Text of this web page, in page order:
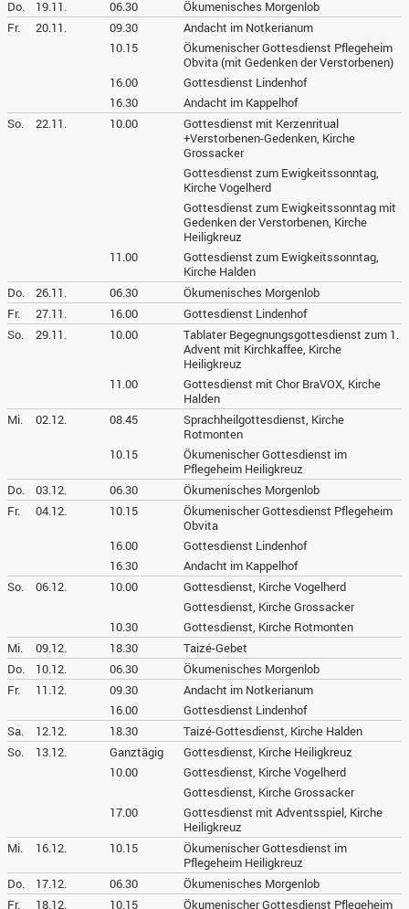
Do.
19.11. 06.30
Ökumenisches Morgenlob
Fr.
20.11. 09.30
Andacht im Notkerianum
10.15
Ökumenischer Gottesdienst Pflegeheim
Obvita (mit Gedenken der Verstorbenen)
16.00
Gottesdienst Lindenhof
16.30
Andacht im Kappelhof
So.
22.11. 10.00
Gottesdienst mit Kerzenritual
+Verstorbenen-Gedenken, Kirche
Grossacker
Gottesdienst zum Ewigkeitssonntag,
Kirche Vogelherd
Gottesdienst zum Ewigkeitssonntag mit
Gedenken der Verstorbenen, Kirche
Heiligkreuz
11.00
Gottesdienst zum Ewigkeitssonntag,
Kirche Halden
Do.
26.11. 06.30
Ökumenisches Morgenlob
Fr.
27.11. 16.00
Gottesdienst Lindenhof
So.
29.11. 10.00
Tablater Begegnungsgottesdienst zum 1.
Advent mit Kirchkaffee, Kirche
Heiligkreuz
11.00
Gottesdienst mit Chor BraVOX, Kirche
Halden
Mi.
02.12. 08.45
Sprachheilgottesdienst, Kirche
Rotmonten
10.15
Ökumenischer Gottesdienst im
Pflegeheim Heiligkreuz
Do.
03.12. 06.30
Ökumenisches Morgenlob
Fr.
04.12. 10.15
Ökumenischer Gottesdienst Pflegeheim
Obvita
16.00
Gottesdienst Lindenhof
16.30
Andacht im Kappelhof
So.
06.12. 10.00
Gottesdienst, Kirche Vogelherd
Gottesdienst, Kirche Grossacker
10.30
Gottesdienst, Kirche Rotmonten
Mi.
09.12. 18.30
Taizé-Gebet
Do.
10.12. 06.30
Ökumenisches Morgenlob
Fr.
11.12. 09.30
Andacht im Notkerianum
16.00
Gottesdienst Lindenhof
Sa.
12.12. 18.30
Taizé-Gottesdienst, Kirche Halden
So.
13.12. Ganztägig
Gottesdienst, Kirche Heiligkreuz
10.00
Gottesdienst, Kirche Vogelherd
Gottesdienst, Kirche Grossacker
17.00
Gottesdienst mit Adventsspiel, Kirche
Heiligkreuz
Mi.
16.12. 10.15
Ökumenischer Gottesdienst im
Pflegeheim Heiligkreuz
Do.
17.12. 06.30
Ökumenisches Morgenlob
Fr.
18.12. 10.15
Ökumenischer Gottesdienst Pflegeheim